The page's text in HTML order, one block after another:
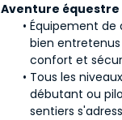
Aventure équestre
Équipement de
bien
confort et
Tous les
débutant ou
sentiers